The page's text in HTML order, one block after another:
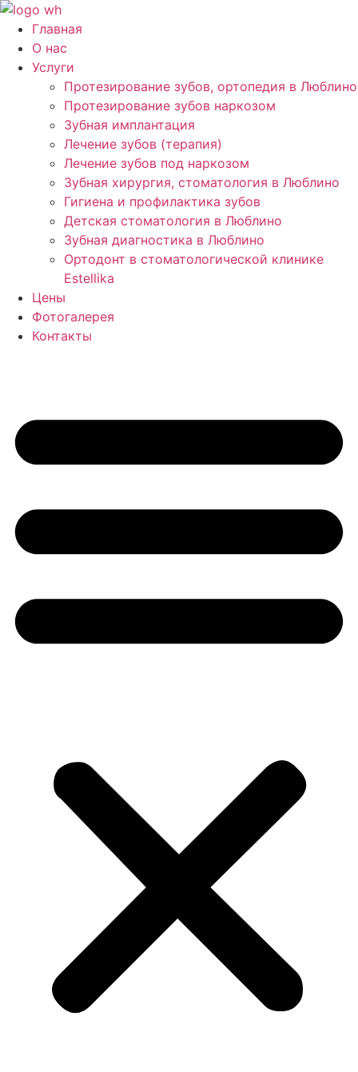
Перейти
содержимому
Главная
О нас
Услуги
Протезирование зубов, ортопедия в Люблино
Протезирование зубов наркозом
Зубная имплантация
Лечение зубов (терапия)
Лечение зубов под наркозом
Зубная хирургия, стоматология в Люблино
Гигиена и профилактика зубов
Детская стоматология в Люблино
Зубная диагностика в Люблино
Ортодонт в стоматологической клинике
Estellika
Цены
Фотогалерея
Контакты